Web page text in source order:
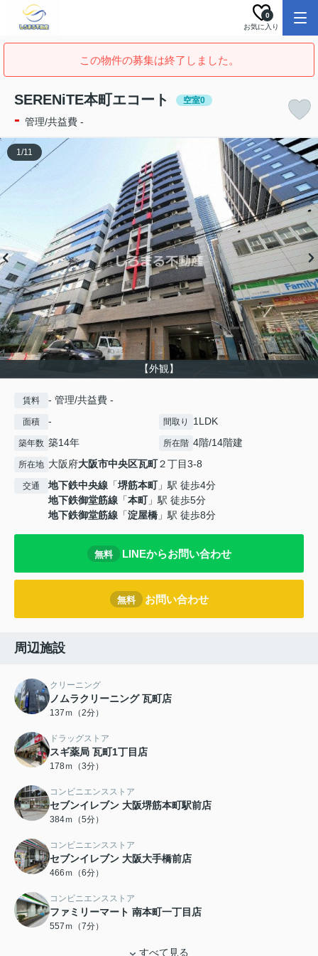
お気に入り
0
この物件の募集は終了しました。
SERENiTE本町エコート 空室0
- 管理/共益費 -
【外観】
1/11
賃料 - 管理/共益費 -
面積 - 間取り 1LDK
築年数 築14年 所在階 4階/14階建
所在地 大阪府大阪市中央区瓦町２丁目3-8
交通 地下鉄中央線 「堺筋本町」駅 徒歩4分
地下鉄御堂筋線 「本町」駅 徒歩5分
地下鉄御堂筋線 「淀屋橋 」駅 徒歩8分
無料 LINEからお問い合わせ
無料 お問い合わせ
周辺施設
クリーニング
ノムラクリーニング 瓦町店
137ｍ（2分）
ドラッグストア
スギ薬局 瓦町1丁目店
178ｍ（3分）
コンビニエンスストア
セブンイレブン 大阪堺筋本町駅前店
384ｍ（5分）
コンビニエンスストア
セブンイレブン 大阪大手橋前店
466ｍ（6分）
コンビニエンスストア
ファミリーマート 南本町一丁目店
557ｍ（7分）
すべて見る